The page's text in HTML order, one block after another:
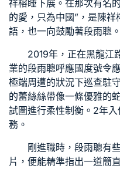
祥榕睡下展。在那次有名
的愛，只為中國”，是陳
語，也一向鼓勵著段雨聰。
2019年，正在黑龍江
業的段雨聰呼應國度號令
極端周遭的狀況下巡查駐
的蕾絲絲帶像一條優雅的
試圖進行柔性制衡。2年
務。
剛進職時，段雨聰有
片，便能精準指出一道簡